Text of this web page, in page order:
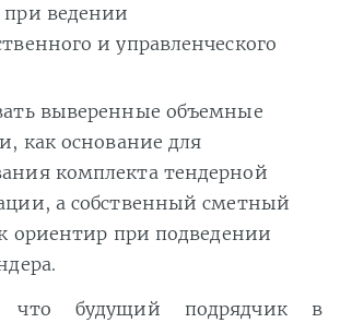
ведении
и управленческого
выверенные объемные
как основание для
комплекта тендерной
а собственный сметный
ориентир при подведении
что будущий подрядчик в